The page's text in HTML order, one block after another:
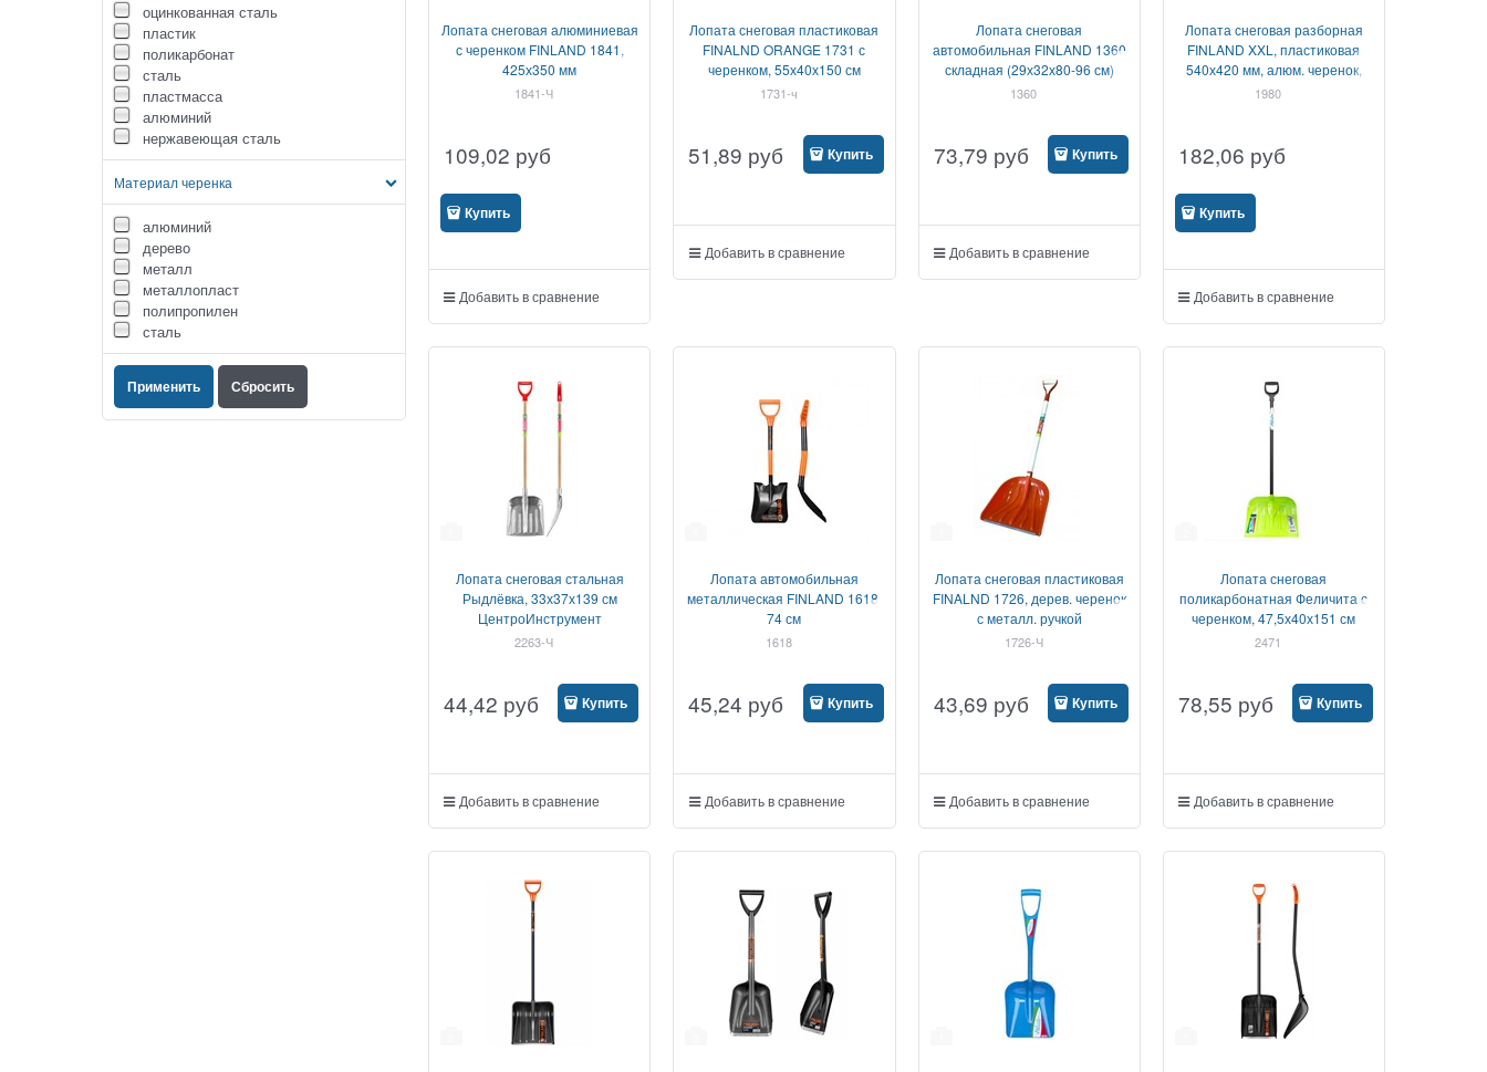
оцинкованная сталь
пластик
поликарбонат
сталь
пластмасса
алюминий
нержавеющая сталь
Материал черенка
алюминий
дерево
металл
металлопласт
полипропилен
сталь
Лопата снеговая алюминиевая
с черенком FINLAND 1841,
425х350 мм
1841-Ч
109,02 руб
Купить
Добавить в сравнение
Лопата снеговая пластиковая
FINALND ORANGE 1731 с
черенком, 55х40х150 см
1731-ч
51,89 руб Купить
Добавить в сравнение
Лопата снеговая
автомобильная FINLAND 1360
складная (29х32х80-96 см)
1360
73,79 руб Купить
Добавить в сравнение
Лопата снеговая разборная
FINLAND XXL, пластиковая
540х420 мм, алюм. черенок,
Twist-lock
1980
182,06 руб
Купить
Добавить в сравнение
Лопата снеговая стальная
Рыдлёвка, 33х37х139 см
ЦентроИнструмент
2263-Ч
44,42 руб Купить
Добавить в сравнение
Лопата автомобильная
металлическая FINLAND 1618,
74 см
1618
45,24 руб Купить
Добавить в сравнение
Лопата снеговая пластиковая
FINALND 1726, дерев. черенок
с металл. ручкой
1726-Ч
43,69 руб Купить
Добавить в сравнение
Лопата снеговая
поликарбонатная Феличита с
черенком, 47,5х40х151 см
2471
78,55 руб Купить
Добавить в сравнение